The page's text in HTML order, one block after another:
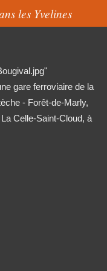
les Yvelines
gare ferroviaire de la
- Forêt-de-Marly,
Celle-Saint-Cloud, à